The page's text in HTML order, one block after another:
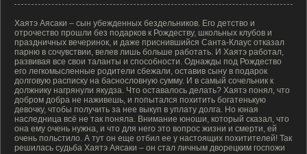
Хаятэ Аясаки – сын убежденных бездельников. Его детство и
отрочество прошли без подарков к Рождеству, школьных клубов и
праздничных вечеринок, и даже приснившийся Санта-Клаус отказал
парню в сочувствии, велев лишь больше работать. И Хаятэ работал,
развивая все свои таланты и способности. Однажды под Рождество
его легкомысленные родители сбежали, оставив сыну в подарок
долговую расписку на баснословную сумму. И в самый сочельник к
должнику нагрянули якудза. Что оставалось делать? Хаятэ понял, что
добром добра не наживешь, и попытался похитить богатенькую
девочку, чтобы получить за нее выкуп в уплату долга. Но юная
наследница всё не так поняла. Внимание юноши, который сказал, что
она ему очень нужна, и что для него это вопрос жизни и смерти, ей
очень польстило. А тут он еще отбил ее у настоящих похитителей! Так
решилась судьба Хаятэ Аясаки – он стал личным дворецким госпожи